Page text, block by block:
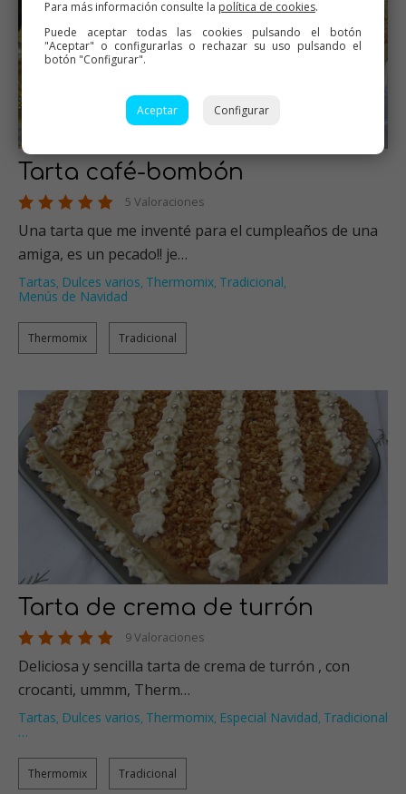
Tarta café-bombón
5 Valoraciones
Una tarta que me inventé para el cumpleaños de una
amiga, es un pecado!! je…
Tartas, Dulces varios, Thermomix, Tradicional,
Menús de Navidad
Thermomix Tradicional
Tarta de crema de turrón
9 Valoraciones
Deliciosa y sencilla tarta de crema de turrón , con
crocanti, ummm, Therm…
Tartas, Dulces varios, Thermomix, Especial Navidad, Tradicional
…
Thermomix Tradicional
Para más información consulte la política de cookies.
Puede aceptar todas las cookies pulsando el botón
"Aceptar" o configurarlas o rechazar su uso pulsando el
botón "Configurar".
Aceptar Configurar